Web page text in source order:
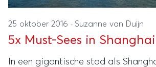
25 oktober 2016 · Suzanne van Duijn
5x Must-Sees in Shanghai
In een gigantische stad als